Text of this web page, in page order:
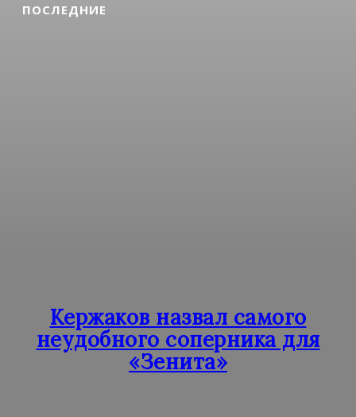
ПОСЛЕДНИЕ
Кержаков назвал самого
неудобного соперника для
«Зенита»